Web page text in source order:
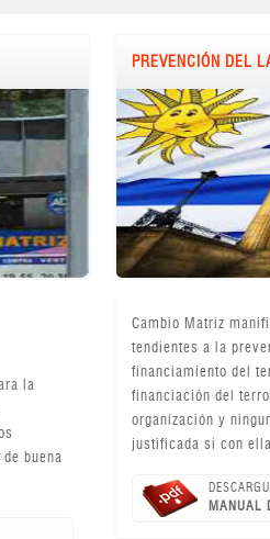
la
buena
PREVENCIÓN DEL
Cambio Matriz
tendientes a la
financiamiento del
financiación del
organización y
justificada si con
MANUAL